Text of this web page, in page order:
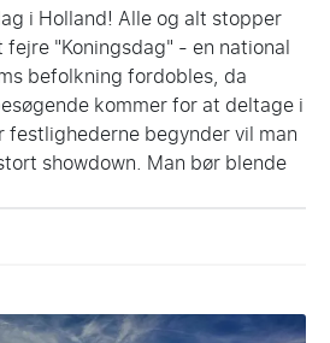
i Holland! Alle og alt stopper
"Koningsdag" - en national
befolkning fordobles, da
kommer for at deltage i
begynder vil man
showdown. Man bør blende